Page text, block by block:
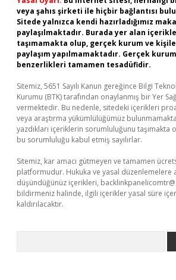
veya şahıs şirketi ile hiçbir bağlantısı
Sitede yalnızca kendi hazırladığımız
paylaşılmaktadır. Burada yer alan
taşımamakta olup, gerçek kurum ve
paylaşım yapılmamaktadır. Gerçek
benzerlikleri tamamen tesadüfidir.
Sitemiz, 5651 Sayılı Kanun gereğince Bilgi
Kurumu (BTK) tarafından onaylanmış bir Yer
vermektedir. Bu nedenle, sitedeki içerikleri
veya araştırma yükümlülüğümüz
yazdıkları içeriklerin sorumluluğunu taşımakta
bu sorumluluğu kabul etmiş sayılırlar.
Sitemiz, kar amacı gütmeyen ve tamamen
platformudur. Hukuka ve yasal düzenlemelere
düşündüğünüz içerikleri,
bildirmeniz halinde, ilgili içerikler yasal süre
kaldırılacaktır.